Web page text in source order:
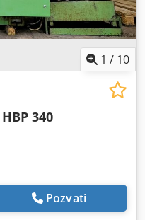
1 / 10
HBP 340
Pozvati